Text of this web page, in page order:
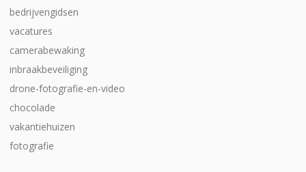
bedrijvengidsen
vacatures
camerabewaking
inbraakbeveiliging
drone-fotografie-en-video
chocolade
vakantiehuizen
fotografie